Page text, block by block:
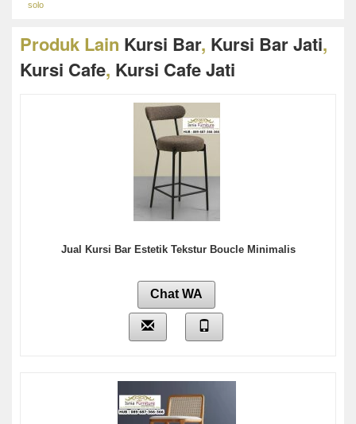
solo
Produk Lain Kursi Bar, Kursi Bar Jati,
Kursi Cafe, Kursi Cafe Jati
Jual Kursi Bar Estetik Tekstur Boucle Minimalis
Chat WA